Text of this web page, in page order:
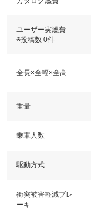
ユーザー実燃費
※投稿数 0件
全長×全幅×全高
重量
乗車人数
駆動方式
衝突被害軽減ブレ
ーキ